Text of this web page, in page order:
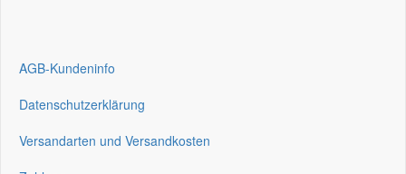
AGB-Kundeninfo
Datenschutzerklärung
Versandarten und Versandkosten